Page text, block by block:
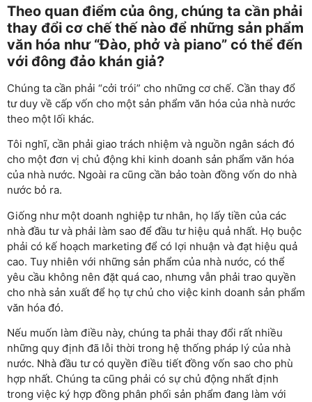
Theo quan điểm của ông, chúng ta cần phải
thay đổi cơ chế thế nào để những sản phẩm
văn hóa như “Đào, phở và piano” có thể đến
với đông đảo khán giả?
Chúng ta cần phải “cởi trói” cho những cơ chế. Cần thay đổ
tư duy về cấp vốn cho một sản phẩm văn hóa của nhà nước
theo một lối khác.
Tôi nghĩ, cần phải giao trách nhiệm và nguồn ngân sách đó
cho một đơn vị chủ động khi kinh doanh sản phẩm văn hóa
của nhà nước. Ngoài ra cũng cần bảo toàn đồng vốn do nhà
nước bỏ ra.
Giống như một doanh nghiệp tư nhân, họ lấy tiền của các
nhà đầu tư và phải làm sao để đầu tư hiệu quả nhất. Họ buộc
phải có kế hoạch marketing để có lợi nhuận và đạt hiệu quả
cao. Tuy nhiên với những sản phẩm của nhà nước, có thể
yêu cầu không nên đặt quá cao, nhưng vẫn phải trao quyền
cho nhà sản xuất để họ tự chủ cho việc kinh doanh sản phẩm
văn hóa đó.
Nếu muốn làm điều này, chúng ta phải thay đổi rất nhiều
những quy định đã lỗi thời trong hệ thống pháp lý của nhà
nước. Nhà đầu tư có quyền điều tiết đồng vốn sao cho phù
hợp nhất. Chúng ta cũng phải có sự chủ động nhất định
trong việc ký hợp đồng phân phối sản phẩm đang làm với